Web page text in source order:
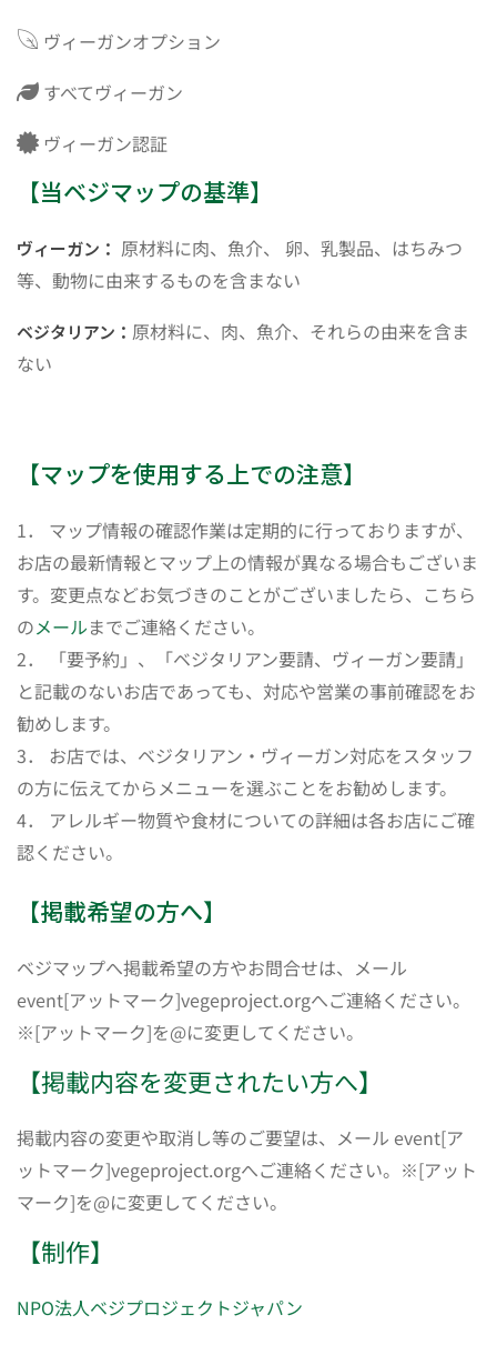
ヴィーガンオプション
すべてヴィーガン
ヴィーガン認証
【当ベジマップの基準】
ヴィーガン： 原材料に肉、魚介、 卵、乳製品、はちみつ
等、動物に由来するものを含まない
ベジタリアン： 原材料に、肉、魚介、それらの由来を含ま
ない
【マップを使用する上での注意】
1． マップ情報の確認作業は定期的に行っておりますが、
お店の最新情報とマップ上の情報が異なる場合もございま
す。変更点などお気づきのことがございましたら、こちら
のメールまでご連絡ください。
2． 「要予約」、「ベジタリアン要請、ヴィーガン要請」
と記載のないお店であっても、対応や営業の事前確認をお
勧めします。
3． お店では、ベジタリアン・ヴィーガン対応をスタッフ
の方に伝えてからメニューを選ぶことをお勧めします。
4． アレルギー物質や食材についての詳細は各お店にご確
認ください。
【掲載希望の方へ】
ベジマップへ掲載希望の方やお問合せは、メール
event[アットマーク]vegeproject.orgへご連絡ください。
※[アットマーク]を@に変更してください。
【掲載内容を変更されたい方へ】
掲載内容の変更や取消し等のご要望は、メール event[ア
ットマーク]vegeproject.orgへご連絡ください。※[アット
マーク]を@に変更してください。
【制作】
NPO法人ベジプロジェクトジャパン